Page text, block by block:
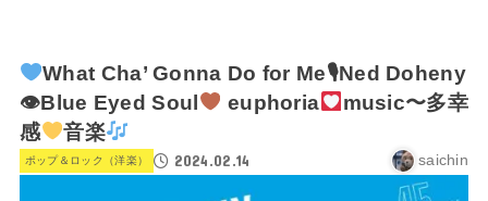
What Cha’ Gonna Do for Me🎙Ned Doheny
👁Blue Eyed Soul
euphoria
music〜多幸
感
音楽
ポップ＆ロック（洋楽） 2024.02.14 saichin